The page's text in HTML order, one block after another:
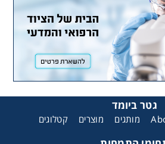
גטר ביומד
מותגים מוצרים קטלוגים